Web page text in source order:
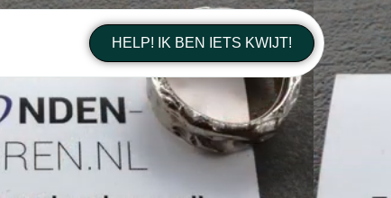
HELP! IK BEN IETS KWIJT!